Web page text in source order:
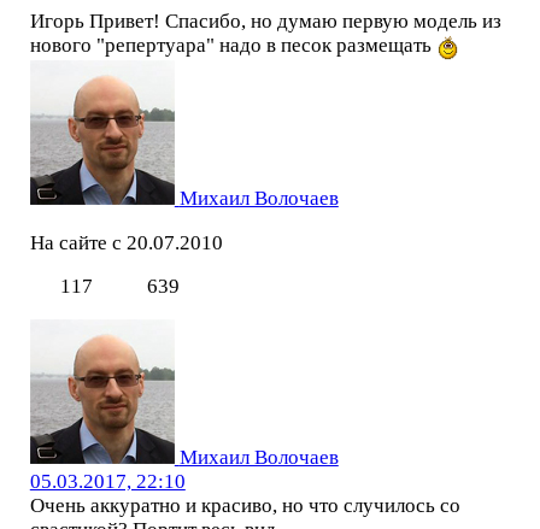
Игорь Привет! Спасибо, но думаю первую модель из
нового "репертуара" надо в песок размещать
Михаил Волочаев
На сайте с 20.07.2010
117
639
Михаил Волочаев
05.03.2017, 22:10
Очень аккуратно и красиво, но что случилось со